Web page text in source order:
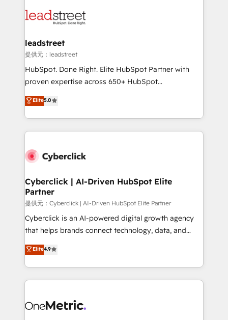
combine HubSpot, data, and AI to design connected
and technology for predictable, scalable revenue
growth. Our expertise spans RevOps, CRM and data
architecture, AI enablement, and strategic marketing,
delivered through our proprietary FLAIR framework
Partner and ISO 27001:2022 certified consultancy,
we blend strategy, creativity, and technology to help
leadstreet
提供元：leadstreet
HubSpot. Done Right. Elite HubSpot Partner with
proven expertise across 650+ HubSpot
implementations. With 12+ years of HubSpot
experience, we help you use the HubSpot platform
to its fullest capacity, improve your current HubSpot
website, or build your new one.
Elite5.0
Cyberclick | AI-Driven HubSpot Elite
Partner
提供元：Cyberclick | AI-Driven HubSpot Elite Partner
Cyberclick is an AI-powered digital growth agency
that helps brands connect technology, data, and
creativity to achieve measurable results. Founded in
Barcelona and operating across Spain, LATAM, and
the UK, we support global companies in building
smarter marketing, sales, and customer success
Iberia (Spain & Portugal), we combine human insight
Elite4.9